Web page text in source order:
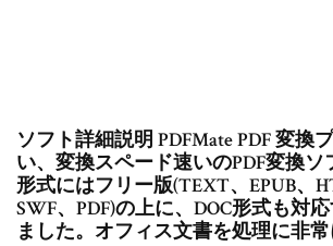
ソフト詳細説明 PDFMate PDF 変換
い、変換スペード速いのPDF変換ソ
形式にはフリー版(TEXT、EPUB、
SWF、PDF)の上に、DOC形式も対
ました。オフィス文書を処理に非